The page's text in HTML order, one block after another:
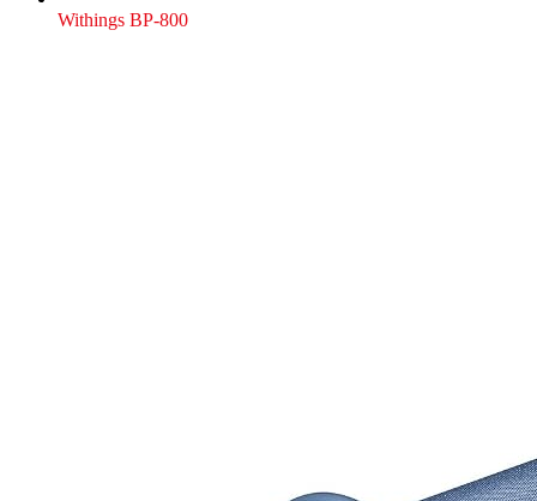
Withings BP-800